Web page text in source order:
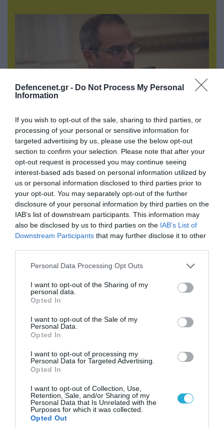
Defencenet.gr - Do Not Process My Personal
Information
If you wish to opt-out of the sale, sharing to third parties, or
processing of your personal or sensitive information for
targeted advertising by us, please use the below opt-out
section to confirm your selection. Please note that after your
opt-out request is processed you may continue seeing
interest-based ads based on personal information utilized by
us or personal information disclosed to third parties prior to
your opt-out. You may separately opt-out of the further
disclosure of your personal information by third parties on the
IAB’s list of downstream participants. This information may
also be disclosed by us to third parties on the IAB’s List of
Downstream Participants that may further disclose it to other
Please note that this website/app uses one or more Google
not limited to your visit or usage behaviour. You may click to
grant or deny consent to Google and its third-party tags to
use your data for below specified purposes in below Google
consent section.
Personal Data Processing Opt Outs
I want to opt-out of the Sharing of my
personal data.
Opted In
I want to opt-out of the Sale of my
Personal Data.
Opted In
I want to opt-out of processing my
Personal Data for Targeted Advertising.
Opted In
I want to opt-out of Collection, Use,
Retention, Sale, and/or Sharing of my
Personal Data that Is Unrelated with the
Purposes for which it was collected.
Opted Out
07.08.2026 | 20:02
Ο Γιάννης Αλαφούζος «τέλειωσε» τον
Κωνσταντίνο Ζούλα από τον ΣΚΑΪ – Ο λόγος της
απομάκρυνσής του
07.08.2026 | 19:02
Απετράπη το εγχείρημα Ουκρανών για
αντεπίθεση στο Κολομίγτσι: Δείτε το πριν & το
μετά της προσπάθειάς τους (βίντεο)